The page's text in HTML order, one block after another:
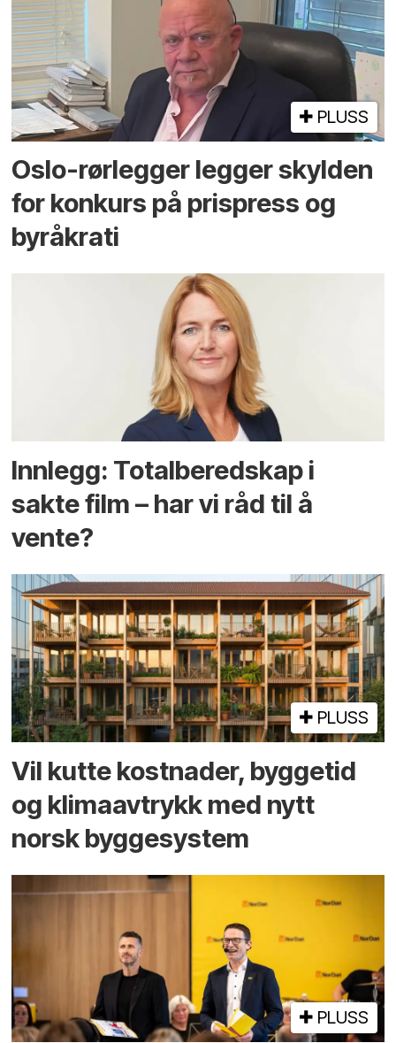
PLUSS
Oslo-rørlegger legger skylden
for konkurs på prispress og
byråkrati
Innlegg: Totalberedskap i
sakte film – har vi råd til å
vente?
PLUSS
Vil kutte kostnader, byggetid
og klima­avtrykk med nytt
norsk bygge­system
PLUSS